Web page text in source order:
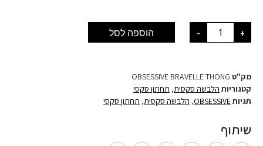
- + הוספה לסל
מק"ט OBSESSIVE BRAVELLE THONG
קטגוריות הלבשה סקסית, תחתון סקסי
תגיותOBSESSIVE
, הלבשה סקסית, תחתון סקסי
שיתוף